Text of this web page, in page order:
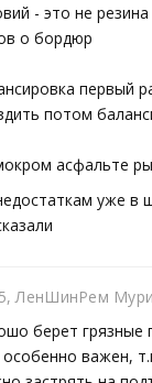
- это не
о бордюр
первый
потом
асфальте
уже в
5,ЛенШинРем
берет грязные
важен,